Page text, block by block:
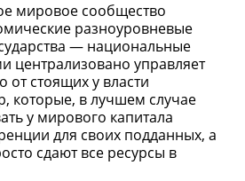
мировое сообщество
разноуровневые
— национальные
централизовано управляет
от стоящих у власти
которые, в лучшем случае
у мирового капитала
для своих подданных, а
сдают все ресурсы в